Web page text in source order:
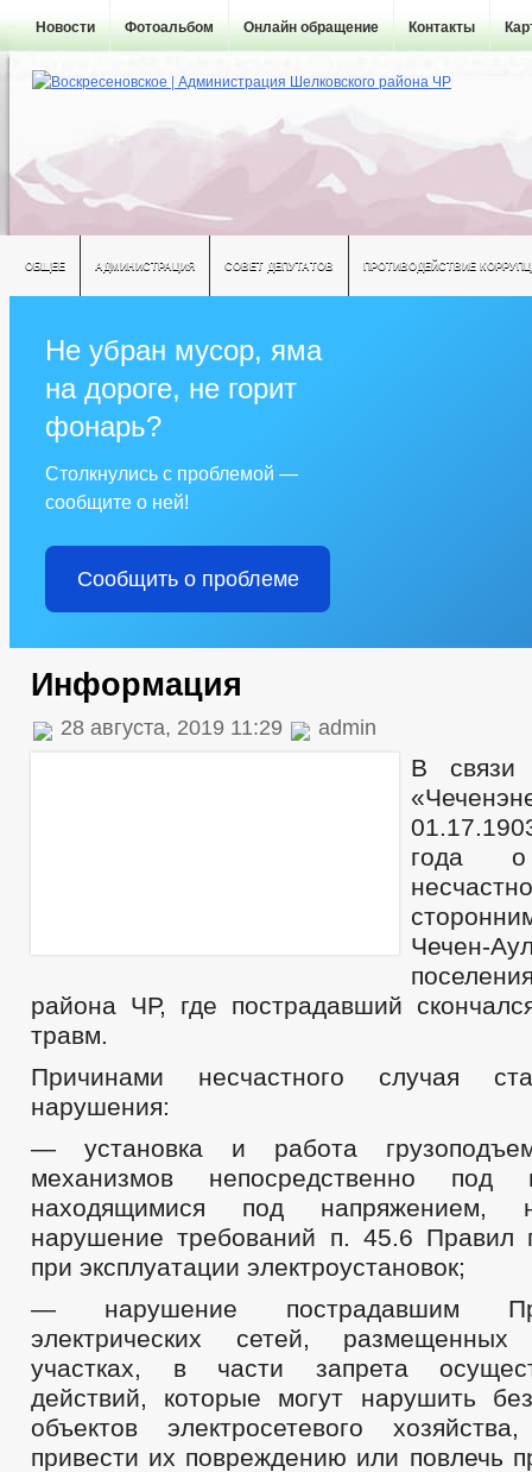
Новости Фотоальбом Онлайн обращение Контакты
ОБЩЕЕ АДМИНИСТРАЦИЯ СОВЕТ ДЕПУТАТОВ ПРОТИВОДЕЙСТВИЕ
Не убран мусор, яма
на дороге, не горит
фонарь?
Столкнулись с проблемой —
сообщите о ней!
Сообщить о проблеме
Информация
28 августа, 2019 11:29 admin
В
года о
Чечен-
района ЧР, где пострадавший
травм.
Причинами несчастного случая
нарушения:
— установка и работа
механизмов непосредственно под
находящимися под напряжением,
нарушение требований п. 45.6 Правил
при эксплуатации электроустановок;
— нарушение пострадавшим
электрических сетей,
участках, в части запрета
действий, которые могут нарушить
объектов электросетевого
привести их повреждению или повлечь